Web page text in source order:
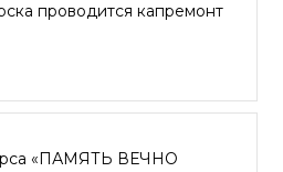
проводится капремонт
«ПАМЯТЬ ВЕЧНО